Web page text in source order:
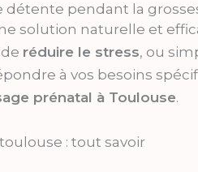
pendant la
solution naturelle et
de réduire le stress, ou
à vos besoins
prénatal à Toulouse.
: tout savoir